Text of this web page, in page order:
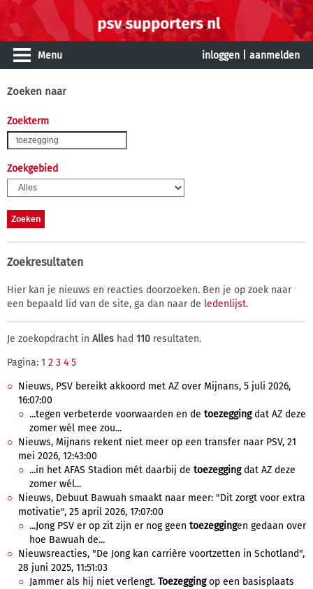
Menu inloggen aanmelden
Zoeken naar
Zoekterm
Zoekgebied
Zoekresultaten
Hier kan je nieuws en reacties doorzoeken. Ben je op zoek naar
een bepaald lid van de site, ga dan naar de ledenlijst.
Je zoekopdracht in Alles had 110 resultaten.
Pagina: 1 2 3 4 5
Nieuws, PSV bereikt akkoord met AZ over Mijnans, 5 juli 2026,
16:07:00
...tegen verbeterde voorwaarden en de toezeggingdat AZ deze
zomer wél mee zou...
Nieuws, Mijnans rekent niet meer op een transfer naar PSV, 21
mei 2026, 12:43:00
...in het AFAS Stadion mét daarbij de toezeggingdat AZ deze
zomer wél...
Nieuws, Debuut Bawuah smaakt naar meer: "Dit zorgt voor extra
motivatie", 25 april 2026, 17:07:00
...Jong PSV er op zit zijn er nog geen toezeggingen gedaan over
hoe Bawuah de...
Nieuwsreacties, "De Jong kan carrière voortzetten in Schotland",
28 juni 2025, 11:51:03
Jammer als hij niet verlengt. Toezeggingop een basisplaats